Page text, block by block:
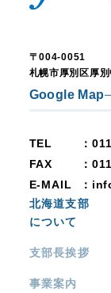
〒004-0051
札幌市厚別区厚
Google Map
TEL
：
FAX
：
E-MAIL
：
北海道支部
について
支部長挨拶
事業案内